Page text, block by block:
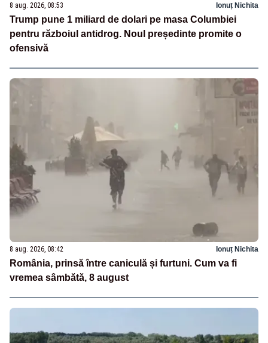
8 aug. 2026, 08:53 Ionuț Nichita
Trump pune 1 miliard de dolari pe masa Columbiei
pentru războiul antidrog. Noul președinte promite o
ofensivă
8 aug. 2026, 08:42 Ionuț Nichita
România, prinsă între caniculă și furtuni. Cum va fi
vremea sâmbătă, 8 august